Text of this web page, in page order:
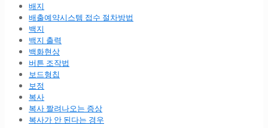
배지
배출예약시스템 접수 절차방법
백지
백지 출력
백화현상
버튼 조작법
보드형칩
보정
복사
복사 짤려나오는 증상
복사가 안 된다는 경우